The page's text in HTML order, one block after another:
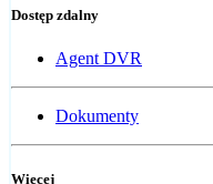
Dostęp zdalny
Agent DVR
Dokumenty
Więcej